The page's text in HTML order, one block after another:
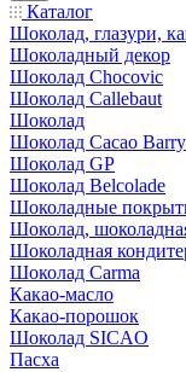
Каталог
Шоколад, глазури,
Шоколадный декор
Шоколад Chocovic
Шоколад Callebaut
Шоколад
Шоколад Cacao Barry
Шоколад GP
Шоколад Belcolade
Шоколадные
Шоколад,
Шоколадная
Шоколад Carma
Какао-масло
Какао-порошок
Шоколад SICAO
Пасха